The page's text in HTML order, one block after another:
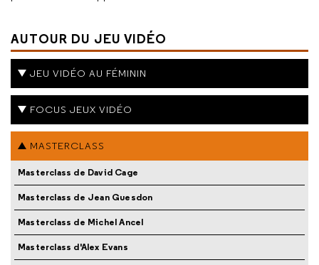
AUTOUR DU JEU VIDÉO
JEU VIDÉO AU FÉMININ
FOCUS JEUX VIDÉO
MASTERCLASS
Masterclass de David Cage
Masterclass de Jean Guesdon
Masterclass de Michel Ancel
Masterclass d'Alex Evans